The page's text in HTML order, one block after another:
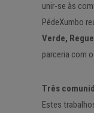
unir-se às
PédeXumbo
Verde,
parceria com
Três
Estes